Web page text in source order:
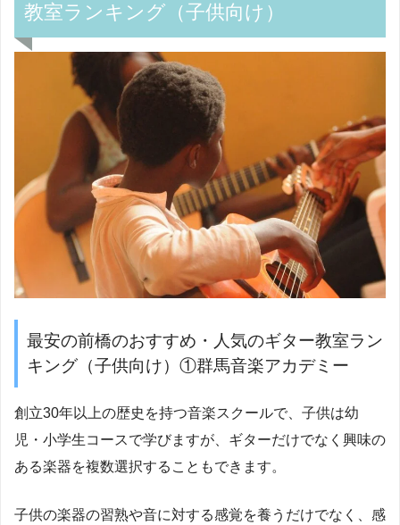
教室ランキング（子供向け）
最安の前橋のおすすめ・人気のギター教室ラン
キング（子供向け）①群馬音楽アカデミー
創立30年以上の歴史を持つ音楽スクールで、子供は幼
児・小学生コースで学びますが、ギターだけでなく興味の
ある楽器を複数選択することもできます。
子供の楽器の習熟や音に対する感覚を養うだけでなく、感